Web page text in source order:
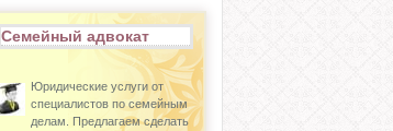
Семейный адвокат
Юридические услуги от
специалистов по семейным
делам. Предлагаем сделать